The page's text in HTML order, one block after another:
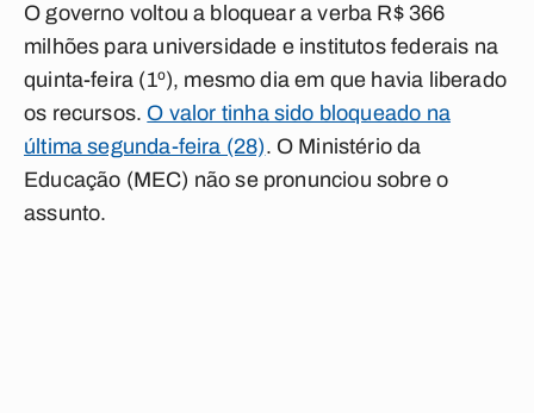
O governo voltou a bloquear a verba R$ 366
milhões para universidade e institutos federais na
quinta-feira (1º), mesmo dia em que havia liberado
os recursos. O valor tinha sido bloqueado na
última segunda-feira (28). O Ministério da
Educação (MEC) não se pronunciou sobre o
assunto.